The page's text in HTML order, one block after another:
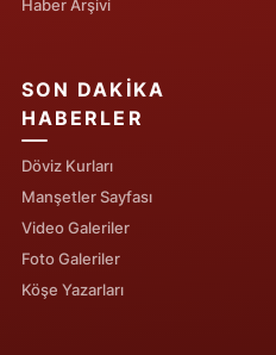
Bayburt
Kırıkkale
Batman
Şırnak
Bartın
Ardahan
Haber Arşivi
SON DAKIKA
HABERLER
Döviz Kurları
Manşetler Sayfası
Video Galeriler
Foto Galeriler
Köşe Yazarları